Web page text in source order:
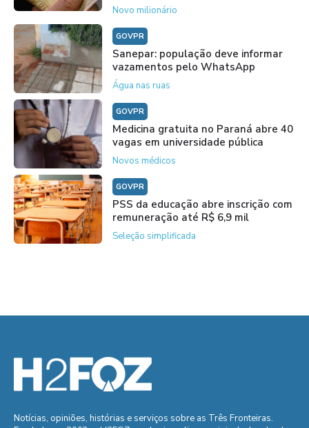
Novo milionário
GOVPR
Sanepar: população deve informar
vazamentos pelo WhatsApp
Água nas ruas
GOVPR
Medicina gratuita no Paraná abre 40
vagas em universidade pública
Novos médicos
GOVPR
PSS da educação abre inscrição com
remuneração até R$ 6,9 mil
Seleção simplificada
Notícias, opiniões, histórias e serviços sobre as Três Fronteiras.